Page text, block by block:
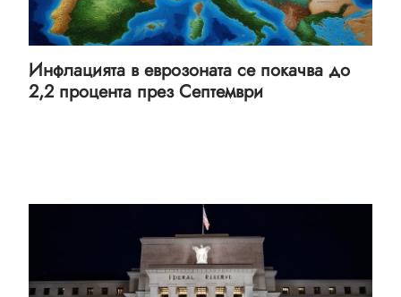
Инфлацията в еврозоната се покачва до
2,2 процента през Септември